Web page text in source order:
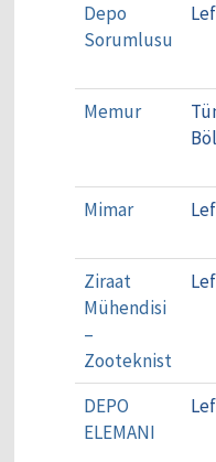
Depo
Sorumlusu
Memur
Mimar
Ziraat
Mühendisi
–
Zooteknist
DEPO
ELEMANI